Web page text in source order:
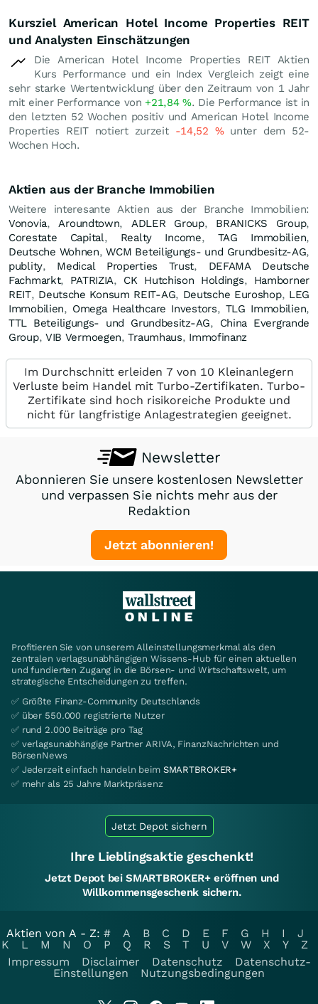
Kursziel American Hotel Income Properties REIT
und Analysten Einschätzungen
Die American Hotel Income Properties REIT Aktien
Kurs Performance und ein Index Vergleich zeigt eine
sehr starke Wertentwicklung über den Zeitraum von 1 Jahr
mit einer Performance von +21,84%. Die Performance ist in
den letzten 52 Wochen positiv und American Hotel Income
Properties REIT notiert zurzeit -14,52 %unter dem 52-
Wochen Hoch.
Aktien aus der Branche Immobilien
Weitere interesante Aktien aus der Branche Immobilien:
Vonovia,Aroundtown, ADLER Group, BRANICKS Group,
Corestate Capital, Realty Income, TAG Immobilien,
Deutsche Wohnen,WCM Beteiligungs- und Grundbesitz-AG,
publity, Medical Properties Trust, DEFAMA Deutsche
Fachmarkt, PATRIZIA, CK Hutchison Holdings, Hamborner
REIT, Deutsche Konsum REIT-AG, Deutsche Euroshop, LEG
Immobilien, Omega Healthcare Investors, TLG Immobilien,
TTL Beteiligungs- und Grundbesitz-AG, China Evergrande
Group, VIB Vermoegen,Traumhaus, Immofinanz
Im Durchschnitt erleiden 7 von 10 Kleinanlegern
Verluste beim Handel mit Turbo-Zertifikaten. Turbo-
Zertifikate sind hoch risikoreiche Produkte und
nicht für langfristige Anlagestrategien geeignet.
Newsletter
Abonnieren Sie unsere kostenlosen Newsletter
und verpassen Sie nichts mehr aus der
Redaktion
Jetzt abonnieren!
Profitieren Sie von unserem Alleinstellungsmerkmal als den
zentralen verlagsunabhängigen Wissens-Hub für einen aktuellen
und fundierten Zugang in die Börsen- und Wirtschaftswelt, um
strategische Entscheidungen zu treffen.
✅ Größte Finanz-Community Deutschlands
✅ über 550.000 registrierte Nutzer
✅ rund 2.000 Beiträge pro Tag
✅ verlagsunabhängige Partner ARIVA, FinanzNachrichten und
BörsenNews
✅ Jederzeit einfach handeln beim SMARTBROKER+
✅ mehr als 25 Jahre Marktpräsenz
Jetzt Depot sichern
Ihre Lieblingsaktie geschenkt!
Jetzt Depot bei SMARTBROKER+ eröffnen und
Willkommensgeschenk sichern.
Aktien von A - Z: # A B C D E F G H I
J
K
L M N O P Q R S T U V W X Y
Z
Impressum
Disclaimer Datenschutz
Datenschutz-
Einstellungen
Nutzungsbedingungen